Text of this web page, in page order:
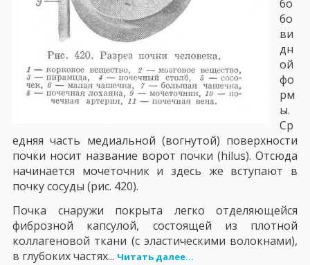
бо
бо
ви
дн
ой
фо
рм
ы.
Ср
едняя часть медиальной (вогнутой) поверхности
почки носит название ворот почки (hilus). Отсюда
начинается мочеточник и здесь же вступают в
почку сосуды (рис. 420).
Почка снаружи покрыта легко отделяющейся
фиброзной капсулой, состоящей из плотной
коллагеновой ткани (с эластическими волокнами),
в глубоких частях... Читать далее...